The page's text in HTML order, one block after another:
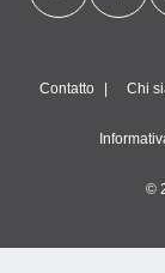
Contatto Chi
©